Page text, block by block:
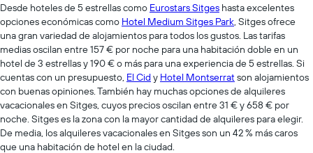
Desde hoteles de 5 estrellas como Eurostars Sitges hasta excelentes
opciones económicas como Hotel Medium Sitges Park, Sitges ofrece
una gran variedad de alojamientos para todos los gustos. Las tarifas
medias oscilan entre 157 € por noche para una habitación doble en un
hotel de 3 estrellas y 190 € o más para una experiencia de 5 estrellas. Si
cuentas con un presupuesto, El Cidy Hotel Montserratson alojamientos
con buenas opiniones. También hay muchas opciones de alquileres
vacacionales en Sitges, cuyos precios oscilan entre 31 € y 658 € por
noche. Sitges es la zona con la mayor cantidad de alquileres para elegir.
De media, los alquileres vacacionales en Sitges son un 42 % más caros
que una habitación de hotel en la ciudad.